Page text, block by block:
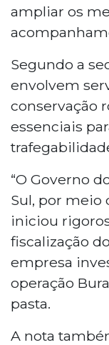
ampliar os
Segundo a
envolvem
conservação
essenciais
“O Governo
Sul, por meio
iniciou
fiscalização
empresa
operação
pasta.
A nota